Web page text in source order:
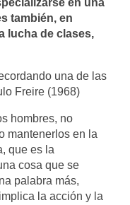
en una
también, en
lucha de clases,
una de las
Freire (1968)
hombres, no
mantenerlos en la
que es la
cosa que se
palabra más,
la acción y la